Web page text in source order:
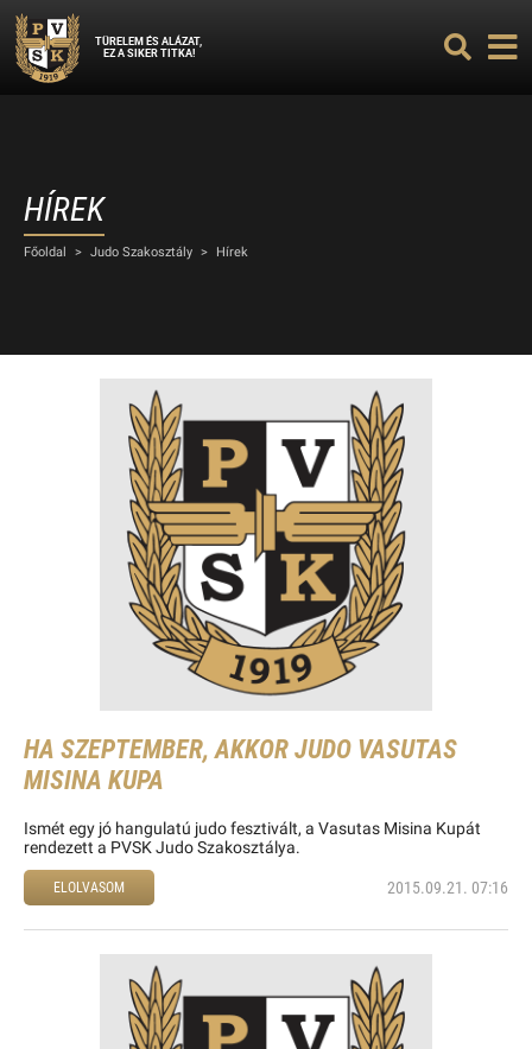
TÜRELEM ÉS ALÁZAT,
EZ A SIKER TITKA!
HÍREK
Főoldal > Judo Szakosztály > Hírek
HA SZEPTEMBER, AKKOR JUDO VASUTAS
MISINA KUPA
Ismét egy jó hangulatú judo fesztivált, a Vasutas Misina Kupát
rendezett a PVSK Judo Szakosztálya.
ELOLVASOM 2015.09.21. 07:16